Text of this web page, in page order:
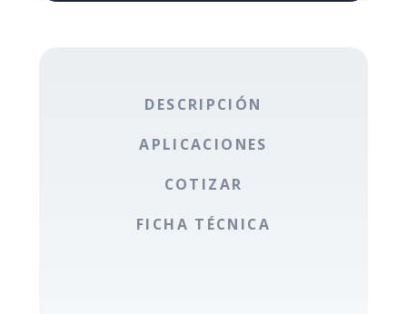
DESCRIPCIÓN
APLICACIONES
COTIZAR
FICHA TÉCNICA